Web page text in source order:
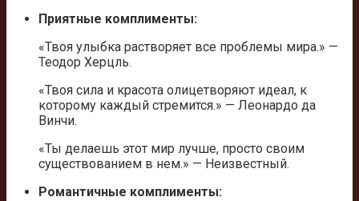
Приятные комплименты:
«Твоя улыбка растворяет все проблемы мира.» —
Теодор Херцль.
«Твоя сила и красота олицетворяют идеал, к
которому каждый стремится.» — Леонардо да
Винчи.
«Ты делаешь этот мир лучше, просто своим
существованием в нем.» — Неизвестный.
Романтичные комплименты: